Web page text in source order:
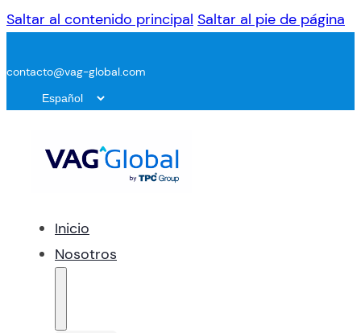
Saltar al contenido principal Saltar al pie de página
contacto@vag-global.com
Inicio
Nosotros